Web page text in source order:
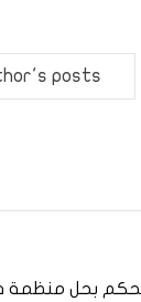
posts
يحكم بحل منظمة